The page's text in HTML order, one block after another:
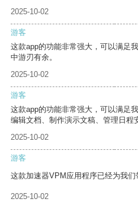
2025-10-02
游客
这款app的功能非常强大，可以满足
中游刃有余。
2025-10-02
游客
这款app的功能非常强大，可以满足
编辑文档、制作演示文稿、管理日程
2025-10-02
游客
这款加速器VPM应用程序已经为我们
2025-10-02